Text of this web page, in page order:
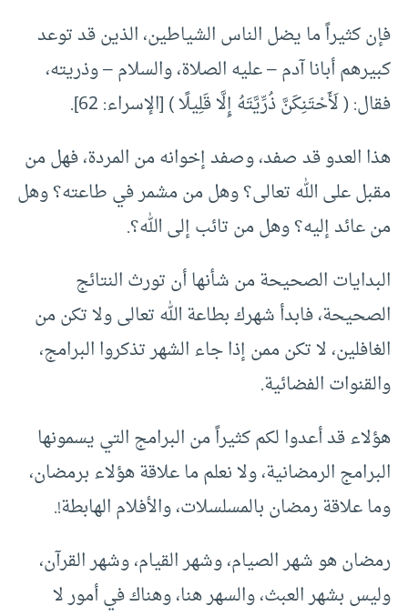
فإن كثيراً ما يضل الناس الشياطين، الذين قد توعد
كبيرهم أبانا آدم – عليه الصلاة، والسلام – وذريته،
فقال: ( لَأَحْتَنِكَنَّ ذُرِّيَّتَهُ إِلَّا قَلِيلًا ) [الإسراء: 62].
هذا العدو قد صفد، وصفد إخوانه من المردة، فهل من
مقبل على الله تعالى؟ وهل من مشمر في طاعته؟ وهل
من عائد إليه؟ وهل من تائب إلى الله؟.
البدايات الصحيحة من شأنها أن تورث النتائج
الصحيحة، فابدأ شهرك بطاعة الله تعالى ولا تكن من
الغافلين، لا تكن ممن إذا جاء الشهر تذكروا البرامج،
والقنوات الفضائية.
هؤلاء قد أعدوا لكم كثيراً من البرامج التي يسمونها
البرامج الرمضانية، ولا نعلم ما علاقة هؤلاء برمضان،
وما علاقة رمضان بالمسلسلات، والأفلام الهابطة!.
رمضان هو شهر الصيام، وشهر القيام، وشهر القرآن،
وليس بشهر العبث، والسهر هنا، وهناك في أمور لا